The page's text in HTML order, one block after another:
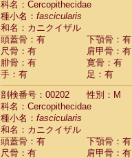
科名：Cercopithecidae
種小名： fascicularis
和名：カニクイザル
頭蓋骨：有
下顎骨：有
尺骨：有
肩甲骨：有
腓骨：有
寛骨：有
手：有
足：有
剖検番号：00202
性別：M
科名：Cercopithecidae
種小名： fascicularis
和名：カニクイザル
頭蓋骨：有
下顎骨：有
尺骨：有
肩甲骨：有